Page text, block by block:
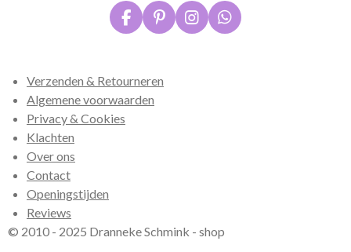
F
a
b
o
k
P
i
e
I
n
W
h
Verzenden & Retourneren
Algemene voorwaarden
Privacy & Cookies
Klachten
Over ons
Contact
Openingstijden
Reviews
© 2010 - 2025 Dranneke Schmink - shop